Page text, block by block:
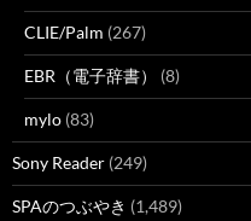
CLIE/Palm (267)
EBR（電子辞書） (8)
mylo (83)
Sony Reader (249)
SPAのつぶやき (1,489)